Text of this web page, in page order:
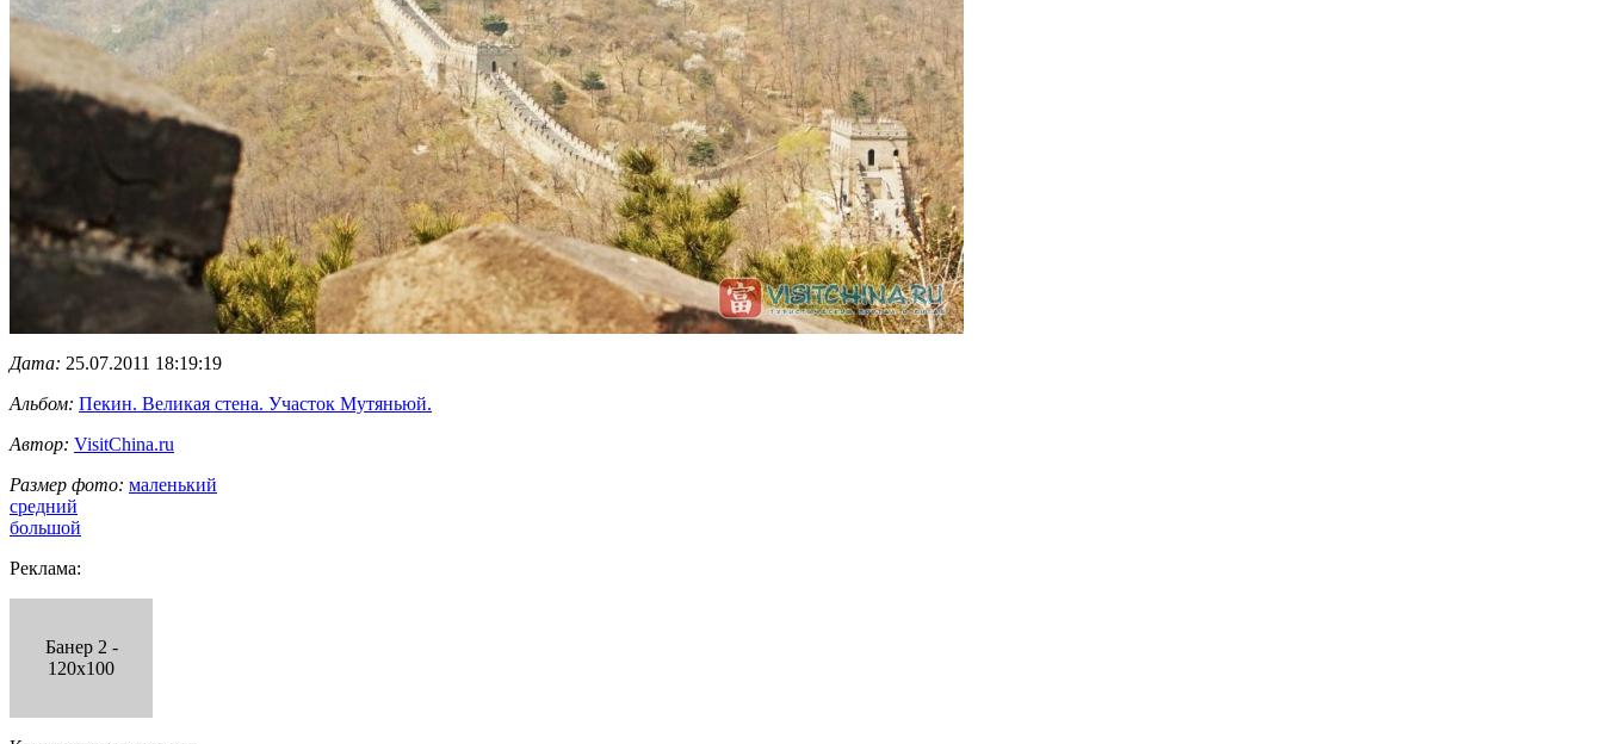
Дата: 25.07.2011 18:19:19
Альбом: Пекин. Великая стена. Участок Мутяньюй.
Автор: VisitChina.ru
Размер фото: маленький
средний
большой
Реклама:
Банер 2 -
120x100